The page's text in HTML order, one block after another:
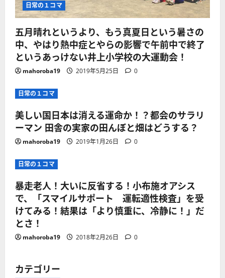
日常の１コマ
五月晴れというより、もう真夏日という暑さの
中、やはり熱中症とやらの影響で午前中で終了
というあっけない井上小学校の大運動会！
mahoroba19 2019年5月25日 0
日常の１コマ
美しい国日本は消える運命か！？都会のサラリ
ーマン 田舎の実家の田んぼと畑はどうする？
mahoroba19 2019年1月26日 0
日常の１コマ
暴走老人！大いに反省する！小布施オアシス
で、「スマイルサポート 運転適性検査」を受
けてみる！結果は「より慎重に、冷静に！」だ
とさ！
mahoroba19 2018年2月26日 0
カテゴリー